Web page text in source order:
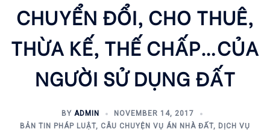
CHUYỂN ĐỔI, CHO THUÊ,
THỪA KẾ, THẾ CHẤP…CỦA
NGƯỜI SỬ DỤNG ĐẤT
BY ADMIN
NOVEMBER 14, 2017
BẢN TIN PHÁP LUẬT, CÂU CHUYỆN VỤ ÁN NHÀ ĐẤT, DỊCH VỤ